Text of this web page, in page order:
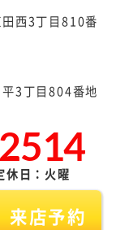
西3丁目810番
3丁目804番地
日：火曜
来店予約